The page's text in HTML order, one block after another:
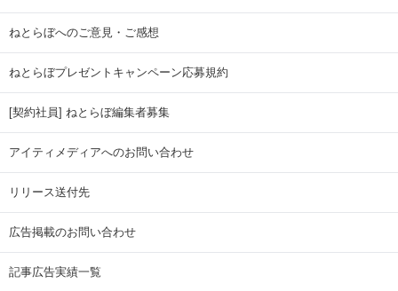
ねとらぼへのご意見・ご感想
ねとらぼプレゼントキャンペーン応募規約
[契約社員] ねとらぼ編集者募集
アイティメディアへのお問い合わせ
リリース送付先
広告掲載のお問い合わせ
記事広告実績一覧